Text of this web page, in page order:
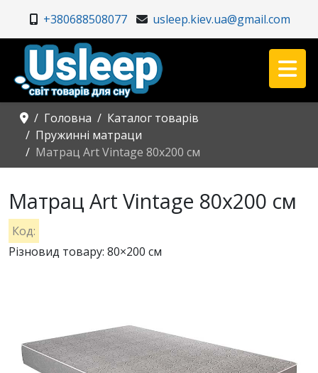
+380688508077 usleep.kiev.ua@gmail.com
Головна
Каталог товарів
Пружинні матраци
Матрац Art Vintage 80x200 см
Матрац Art Vintage 80x200 см
Код:
Різновид товару: 80×200 см